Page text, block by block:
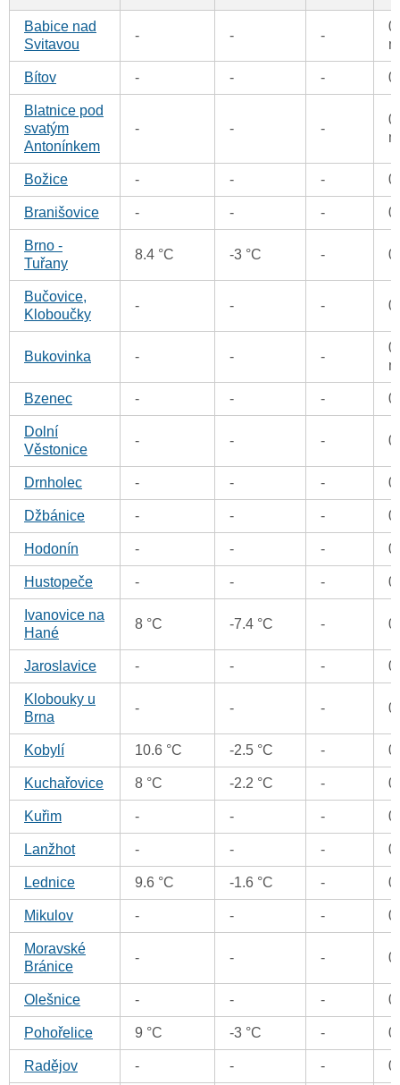
Babice nad
Svitavou
- - -
Bítov - - - 0
Blatnice pod
svatým
Antonínkem
- - -
Božice - - - 0
Branišovice - - - 0
Brno -
Tuřany
8.4 °C -3 °C - 0
Bučovice,
Kloboučky
- - - 0
Bukovinka - - -
Bzenec - - - 0
Dolní
Věstonice
- - - 0
Drnholec - - - 0
Džbánice - - - 0
Hodonín - - - 0
Hustopeče - - - 0
Ivanovice na
Hané
8 °C -7.4 °C - 0
Jaroslavice - - - 0
Klobouky u
Brna
- - - 0
Kobylí 10.6 °C -2.5 °C - 0
Kuchařovice 8 °C -2.2 °C - 0
Kuřim - - - 0
Lanžhot - - - 0
Lednice 9.6 °C -1.6 °C - 0
Mikulov - - - 0
Moravské
Bránice
- - - 0
Olešnice - - - 0
Pohořelice 9 °C -3 °C - 0
Radějov - - - 0